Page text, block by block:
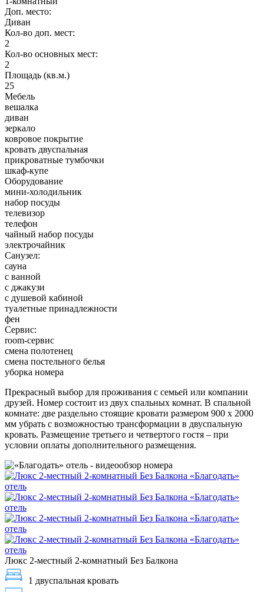
Доп. место:
Диван
Кол-во доп. мест:
2
Кол-во основных мест:
2
Площадь (кв.м.)
25
Мебель
вешалка
диван
зеркало
ковровое покрытие
кровать двуспальная
прикроватные тумбочки
шкаф-купе
Оборудование
мини-холодильник
набор посуды
телевизор
телефон
чайный набор посуды
электрочайник
Санузел:
сауна
с ванной
с джакузи
с душевой кабиной
туалетные принадлежности
фен
Сервис:
room-сервис
смена полотенец
смена постельного белья
уборка номера
Прекрасный выбор для проживания с семьей или компании
друзей. Номер состоит из двух спальных комнат. В спальной
комнате: две раздельно стоящие кровати размером 900 х 2000
мм убрать с возможностью трансформации в двуспальную
кровать. Размещение третьего и четвертого гостя – при
условии оплаты дополнительного размещения.
Люкс 2-местный 2-комнатный Без Балкона
1 двуспальная кровать